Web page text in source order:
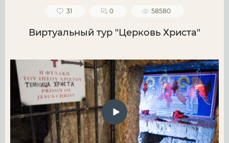
31 0 58580
Виртуальный тур "Церковь Христа"